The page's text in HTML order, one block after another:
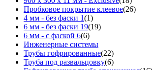
Пробковое покрытие клеевое(26)
4 мм - без фаски 1(1)
6 мм - без фаски 19(19)
6 мм - с фаской 6(6)
Инженерные системы
Трубы гофрированные(22)
Труба под развальцовку(6)